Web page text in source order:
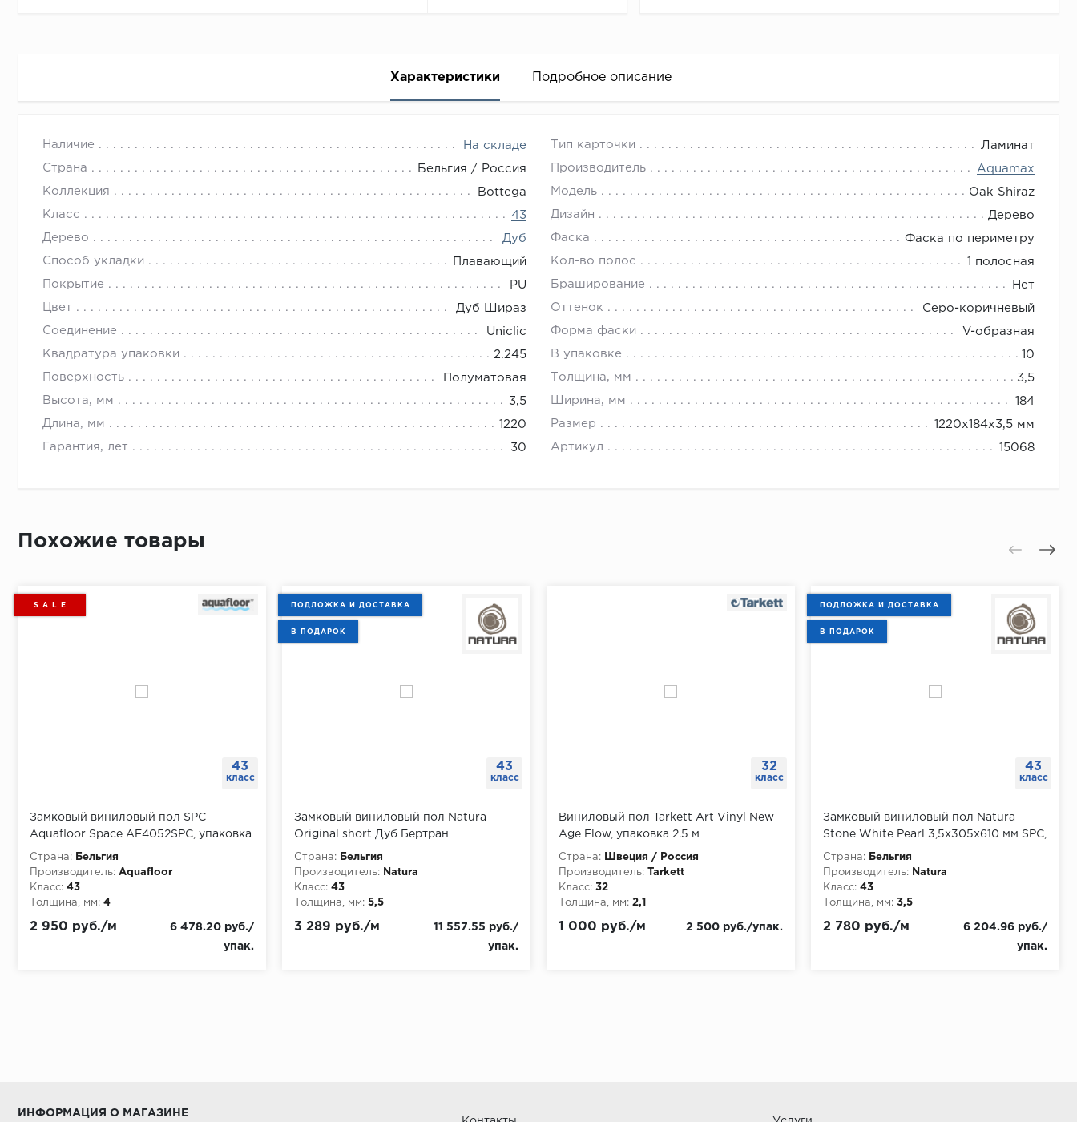
Характеристики Подробное описание
Наличие На складе Тип карточки Ламинат
Страна Бельгия / Россия Производитель Aquamax
Коллекция Bottega Модель Oak Shiraz
Класс 43 Дизайн Дерево
Дерево Дуб Фаска Фаска по периметру
Способ укладки Плавающий Кол-во полос 1 полосная
Покрытие PU Браширование Нет
Цвет Дуб Шираз Оттенок Серо-коричневый
Соединение Uniclic Форма фаски V-образная
Квадратура упаковки 2.245 В упаковке 10
Поверхность Полуматовая Толщина, мм 3,5
Высота, мм 3,5 Ширина, мм 184
Длина, мм 1220 Размер 1220x184x3,5 мм
Гарантия, лет 30 Артикул 15068
Похожие товары
43
класс
S A L E
Замковый виниловый пол SPC
Aquafloor Space AF4052SPC, упаковка
2.196 м
Страна:
Бельгия
Производитель: Aquafloor
Класс: 43
Толщина, мм: 4
2 950 руб./м
6 478.20 руб./
упак.
43
класс
ПОДЛОЖКА И ДОСТАВКА
В ПОДАРОК
Замковый виниловый пол Natura
Original short Дуб Бертран
5,5x180x1220 мм, упаковка 3.514 м
Страна:
Бельгия
Производитель:
Natura
Класс: 43
Толщина, мм: 5,5
3 289 руб./м
11 557.55 руб./
упак.
32
класс
Виниловый пол Tarkett Art Vinyl New
Age Flow, упаковка 2.5 м
Страна:
Швеция / Россия
Производитель:
Tarkett
Класс: 32
Толщина, мм: 2,1
1 000 руб./м 2 500 руб./упак.
43
класс
ПОДЛОЖКА И ДОСТАВКА
В ПОДАРОК
Замковый виниловый пол Natura
Stone White Pearl 3,5х305x610 мм SPC,
упаковка 2.232 м
Страна:
Бельгия
Производитель:
Natura
Класс: 43
Толщина, мм: 3,5
2 780 руб./м
6 204.96 руб./
упак.
ИНФОРМАЦИЯ О МАГАЗИНЕ